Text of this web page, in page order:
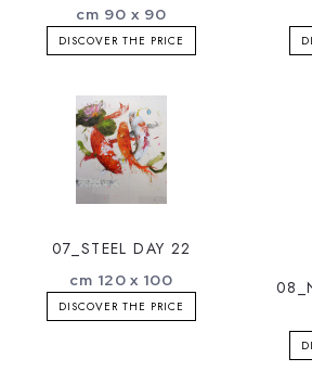
cm 90 x 90
DISCOVER THE PRICE
07_STEEL DAY 22
cm 120 x 100
DISCOVER THE PRICE